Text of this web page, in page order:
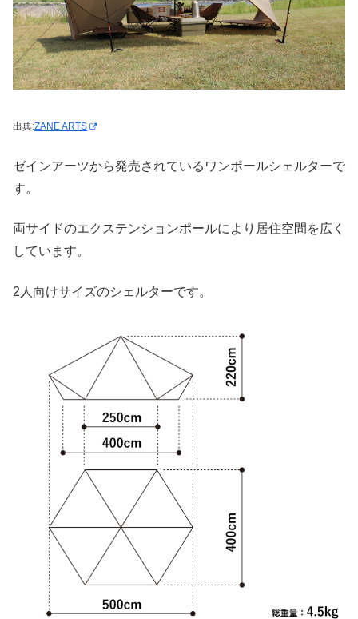
出典:ZANE ARTS
ゼインアーツから発売されているワンポールシェルターで
す。
両サイドのエクステンションポールにより居住空間を広く
しています。
2人向けサイズのシェルターです。